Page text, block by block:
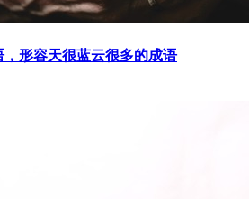
形容天很蓝云很多的成语